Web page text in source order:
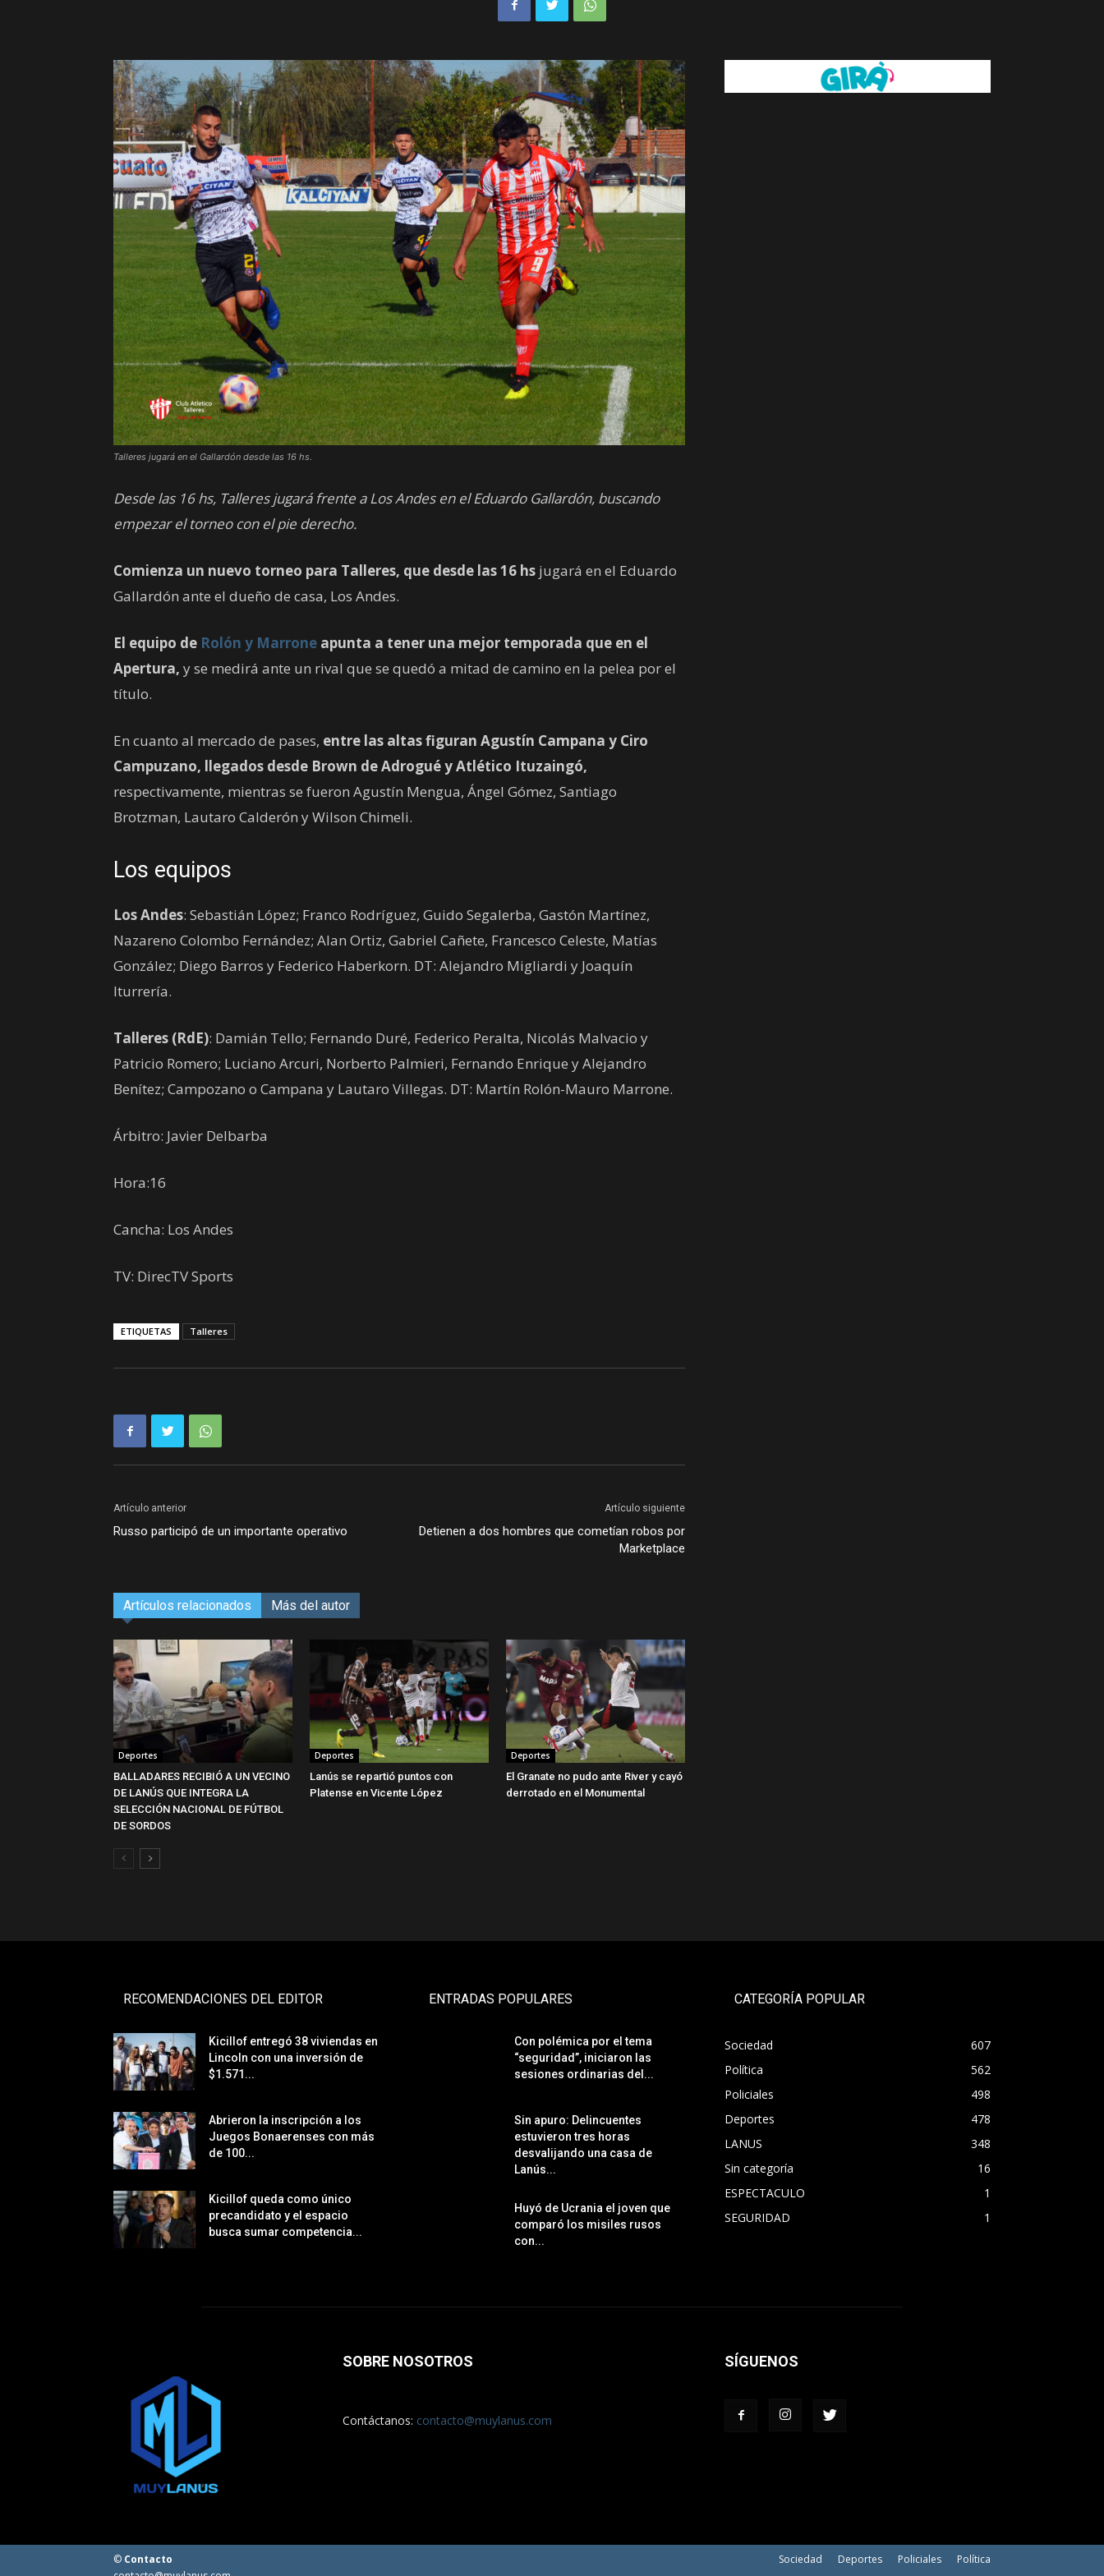
Talleres jugará en el Gallardón desde las 16 hs.
Desde las 16 hs, Talleres jugará frente a Los Andes en el Eduardo Gallardón, buscando
empezar el torneo con el pie derecho.
Comienza un nuevo torneo para Talleres, que desde las 16 hs jugará en el Eduardo
Gallardón ante el dueño de casa, Los Andes.
El equipo de Rolón y Marrone apunta a tener una mejor temporada que en el
Apertura, y se medirá ante un rival que se quedó a mitad de camino en la pelea por el
título.
En cuanto al mercado de pases, entre las altas figuran Agustín Campana y Ciro
Campuzano, llegados desde Brown de Adrogué y Atlético Ituzaingó,
respectivamente, mientras se fueron Agustín Mengua, Ángel Gómez, Santiago
Brotzman, Lautaro Calderón y Wilson Chimeli.
Los equipos
Los Andes: Sebastián López; Franco Rodríguez, Guido Segalerba, Gastón Martínez,
Nazareno Colombo Fernández; Alan Ortiz, Gabriel Cañete, Francesco Celeste, Matías
González; Diego Barros y Federico Haberkorn. DT: Alejandro Migliardi y Joaquín
Iturrería.
Talleres (RdE): Damián Tello; Fernando Duré, Federico Peralta, Nicolás Malvacio y
Patricio Romero; Luciano Arcuri, Norberto Palmieri, Fernando Enrique y Alejandro
Benítez; Campozano o Campana y Lautaro Villegas. DT: Martín Rolón-Mauro Marrone.
Árbitro: Javier Delbarba
Hora:16
Cancha: Los Andes
TV: DirecTV Sports
ETIQUETAS Talleres
Artículo anterior
Russo participó de un importante operativo
Artículo siguiente
Detienen a dos hombres que cometían robos por
Marketplace
Artículos relacionados Más del autor
Deportes
BALLADARES RECIBIÓ A UN VECINO
DE LANÚS QUE INTEGRA LA
SELECCIÓN NACIONAL DE FÚTBOL
DE SORDOS
Deportes
Lanús se repartió puntos con
Platense en Vicente López
Deportes
El Granate no pudo ante River y cayó
derrotado en el Monumental
RECOMENDACIONES DEL EDITOR
Kicillof entregó 38 viviendas en
Lincoln con una inversión de
$1.571...
Abrieron la inscripción a los
Juegos Bonaerenses con más
de 100...
Kicillof queda como único
precandidato y el espacio
busca sumar competencia...
ENTRADAS POPULARES
Con polémica por el tema
“seguridad”, iniciaron las
sesiones ordinarias del...
Sin apuro: Delincuentes
estuvieron tres horas
desvalijando una casa de
Lanús...
Huyó de Ucrania el joven que
comparó los misiles rusos
con...
CATEGORÍA POPULAR
Sociedad
607
Política
562
Policiales
498
Deportes
478
LANUS
348
Sin categoría
16
ESPECTACULO
1
SEGURIDAD
1
SOBRE NOSOTROS
Contáctanos: contacto@muylanus.com
SÍGUENOS
Sociedad Deportes Policiales Política
© Contacto